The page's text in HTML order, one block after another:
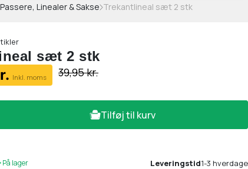
Passere, Linealer & Sakse Trekantlineal sæt 2 stk
sæt 2 stk
Inkl. moms 39,95 kr.
Tilføj til kurv
•På lager Leveringstid1-3 hverdage